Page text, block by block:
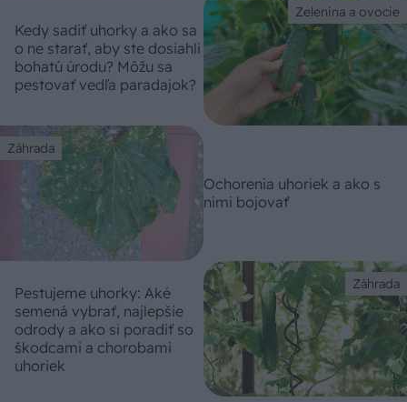
Zelenina a ovocie
Kedy sadiť uhorky a ako sa
o ne starať, aby ste dosiahli
bohatú úrodu? Môžu sa
pestovať vedľa paradajok?
Záhrada
Ochorenia uhoriek a ako s
nimi bojovať
Záhrada
Pestujeme uhorky: Aké
semená vybrať, najlepšie
odrody a ako si poradiť so
škodcami a chorobami
uhoriek